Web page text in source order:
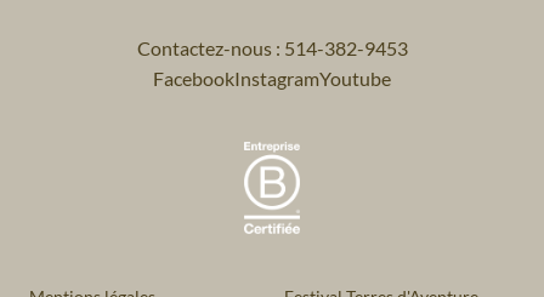
Contactez-nous : 514-382-9453
FacebookInstagramYoutube